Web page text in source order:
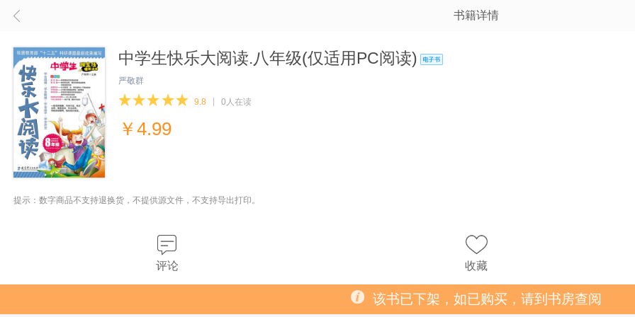
书籍详情
中学生快乐大阅读.八年级(仅适用PC阅读)
严敬群
9.8 0人在读
￥4.99
提示：数字商品不支持退换货，不提供源文件，不支持导出打印。
评论 收藏
该书已下架，如已购买，请到书房查阅